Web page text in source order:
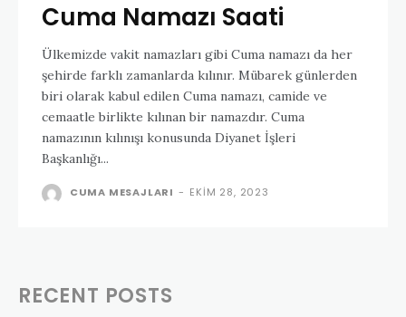
Cuma Namazı Saati
Ülkemizde vakit namazları gibi Cuma namazı da her
şehirde farklı zamanlarda kılınır. Mübarek günlerden
biri olarak kabul edilen Cuma namazı, camide ve
cemaatle birlikte kılınan bir namazdır. Cuma
namazının kılınışı konusunda Diyanet İşleri
Başkanlığı...
CUMA MESAJLARI - EKIM 28, 2023
RECENT POSTS